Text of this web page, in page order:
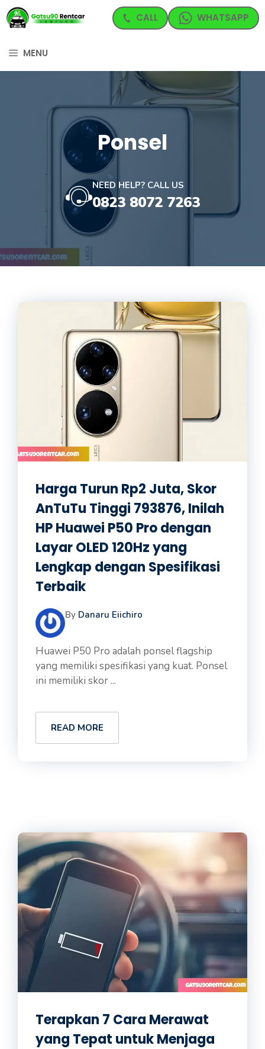
Langsung
ke
MENU
CALL WHATSAPP
Ponsel
NEED HELP? CALL US
0823 8072 7263
Harga Turun Rp2 Juta, Skor
AnTuTu Tinggi 793876, Inilah
HP Huawei P50 Pro dengan
Layar OLED 120Hz yang
Lengkap dengan Spesifikasi
Terbaik
By Danaru Eiichiro
Huawei P50 Pro adalah ponsel flagship
yang memiliki spesifikasi yang kuat. Ponsel
ini memiliki skor ...
READ MORE
Terapkan 7 Cara Merawat
yang Tepat untuk Menjaga